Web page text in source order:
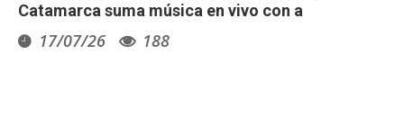
Catamarca suma música en vivo con a
17/07/26 188